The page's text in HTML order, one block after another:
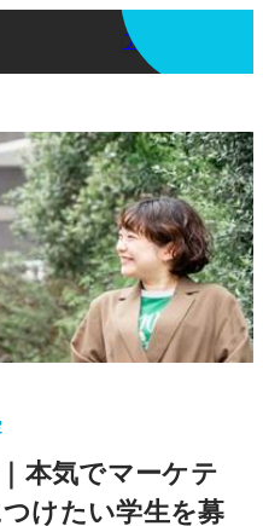
アプリを使う
本気でマーケテ
けたい学生を募